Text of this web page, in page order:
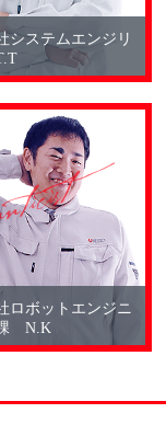
システムエンジリ
ロボットエンジニ
N.K